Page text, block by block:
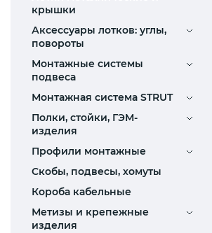
крышки
Аксессуары лотков: углы,
повороты
Монтажные системы
подвеса
Монтажная система STRUT
Полки, стойки, ГЭМ-
изделия
Профили монтажные
Скобы, подвесы, хомуты
Короба кабельные
Метизы и крепежные
изделия